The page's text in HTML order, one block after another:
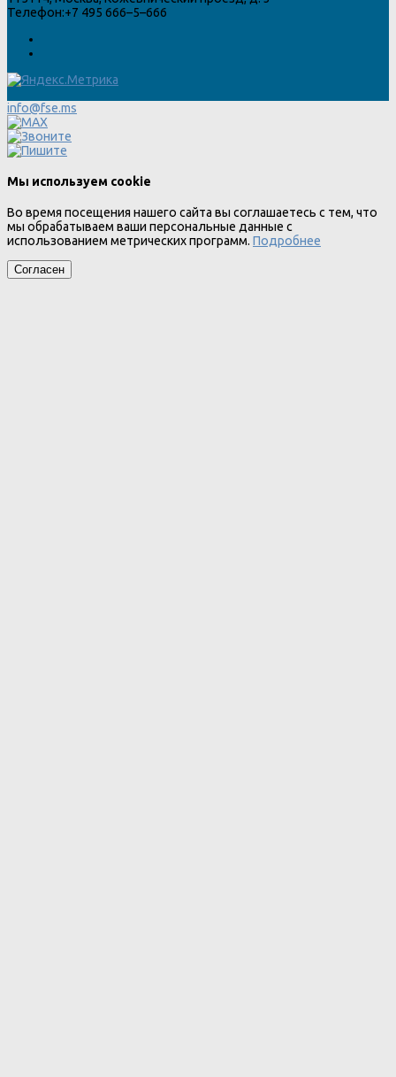
Телефон:+7 495 666–5–666
info@fse.ms
Мы используем cookie
Во время посещения нашего сайта вы соглашаетесь с тем, что
мы обрабатываем ваши персональные данные с
использованием метрических программ. Подробнее
Согласен